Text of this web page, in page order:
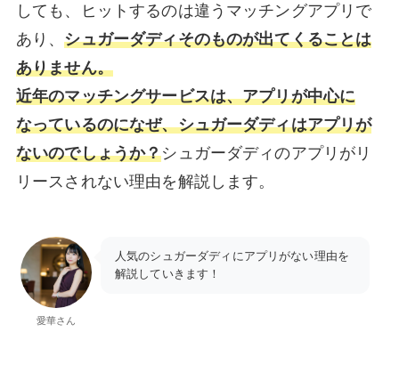
しても、ヒットするのは違うマッチングアプリで
あり、シュガーダディそのものが出てくることは
ありません。
近年のマッチングサービスは、アプリが中心に
なっているのになぜ、シュガーダディはアプリが
ないのでしょうか？シュガーダディのアプリがリ
リースされない理由を解説します。
愛華さん
人気のシュガーダディにアプリがない理由を
解説していきます！